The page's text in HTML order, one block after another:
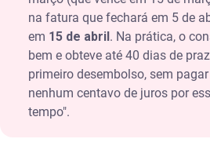
na fatura que fechará em 5 de
em 15 de abril . Na prática, o
bem e obteve até 40 dias de
primeiro desembolso, sem
nenhum centavo de juros por
tempo".